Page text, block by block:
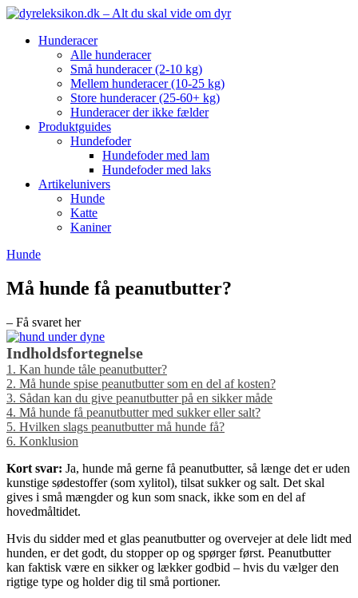
Hunderacer
Alle hunderacer
Små hunderacer (2-10 kg)
Mellem hunderacer (10-25 kg)
Store hunderacer (25-60+ kg)
Hunderacer der ikke fælder
Produktguides
Hundefoder
Hundefoder med lam
Hundefoder med laks
Artikelunivers
Hunde
Katte
Kaniner
Hunde
Må hunde få peanutbutter?
– Få svaret her
Indholdsfortegnelse
1. Kan hunde tåle peanutbutter?
2. Må hunde spise peanutbutter som en del af kosten?
3. Sådan kan du give peanutbutter på en sikker måde
4. Må hunde få peanutbutter med sukker eller salt?
5. Hvilken slags peanutbutter må hunde få?
6. Konklusion
Kort svar: Ja, hunde må gerne få peanutbutter, så længe det er uden
kunstige sødestoffer (som xylitol), tilsat sukker og salt. Det skal
gives i små mængder og kun som snack, ikke som en del af
hovedmåltidet.
Hvis du sidder med et glas peanutbutter og overvejer at dele lidt med
hunden, er det godt, du stopper op og spørger først. Peanutbutter
kan faktisk være en sikker og lækker godbid – hvis du vælger den
rigtige type og holder dig til små portioner.